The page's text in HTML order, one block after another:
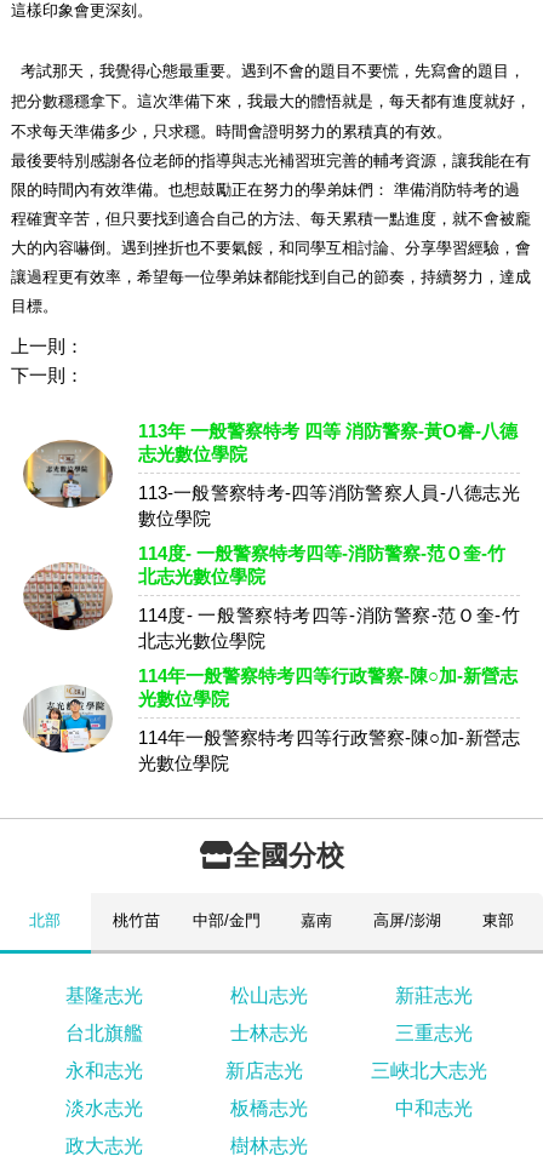
這樣印象會更深刻。
考試那天，我覺得心態最重要。遇到不會的題目不要慌，先寫會的題目，
把分數穩穩拿下。這次準備下來，我最大的體悟就是，每天都有進度就好，
不求每天準備多少，只求穩。時間會證明努力的累積真的有效。
最後要特別感謝各位老師的指導與志光補習班完善的輔考資源，讓我能在有
限的時間內有效準備。也想鼓勵正在努力的學弟妹們： 準備消防特考的過
程確實辛苦，但只要找到適合自己的方法、每天累積一點進度，就不會被龐
大的內容嚇倒。遇到挫折也不要氣餒，和同學互相討論、分享學習經驗，會
讓過程更有效率，希望每一位學弟妹都能找到自己的節奏，持續努力，達成
目標。
上一則：
下一則：
113年 一般警察特考 四等 消防警察-黃O睿-八德
志光數位學院
113-一般警察特考-四等消防警察人員-八德志光
數位學院
114度- 一般警察特考四等-消防警察-范Ｏ奎-竹
北志光數位學院
114度- 一般警察特考四等-消防警察-范Ｏ奎-竹
北志光數位學院
114年一般警察特考四等行政警察-陳○加-新營志
光數位學院
114年一般警察特考四等行政警察-陳○加-新營志
光數位學院
全國分校
北部 桃竹苗 中部/金門 嘉南 高屏/澎湖 東部
基隆志光 松山志光
新莊志光
台北旗艦
士林志光
三重志光
永和志光
新店志光
三峽北大志光
淡水志光
板橋志光
中和志光
政大志光
樹林志光